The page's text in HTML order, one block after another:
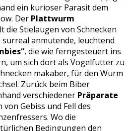
ein kurioser Parasit dem
Der Plattwurm
die Stielaugen von Schnecken
anmutende, leuchtend
, die wie ferngesteuert ins
um sich dort als Vogelfutter zu
makaber, für den Wurm
Zurück beim Biber
verschiedener Präparate
Gebiss und Fell des
Wo die
Bedingungen den